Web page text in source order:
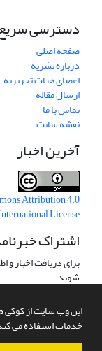
این وب سایت از کوکی
خدمات استفاده می
دسترسی
صفحه اصلی
درباره نشریه
اعضای هیات تحریریه
ارسال مقاله
تماس با ما
نقشه سایت
آخرین اخبار
Attribution 4.0
License
اشتراک
برای دریافت اخبار
شوید.